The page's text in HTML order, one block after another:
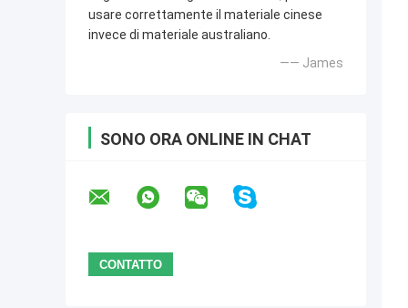
usare correttamente il materiale cinese
invece di materiale australiano.
—— James
SONO ORA ONLINE IN CHAT